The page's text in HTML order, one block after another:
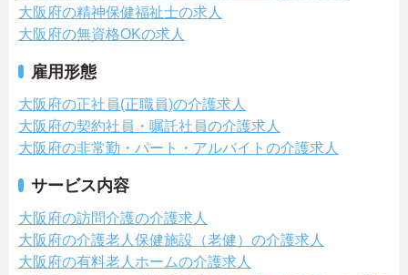
大阪府の精神保健福祉士の求人
大阪府の無資格OKの求人
雇用形態
大阪府の正社員(正職員)の介護求人
大阪府の契約社員・嘱託社員の介護求人
大阪府の非常勤・パート・アルバイトの介護求人
サービス内容
大阪府の訪問介護の介護求人
大阪府の介護老人保健施設（老健）の介護求人
大阪府の有料老人ホームの介護求人